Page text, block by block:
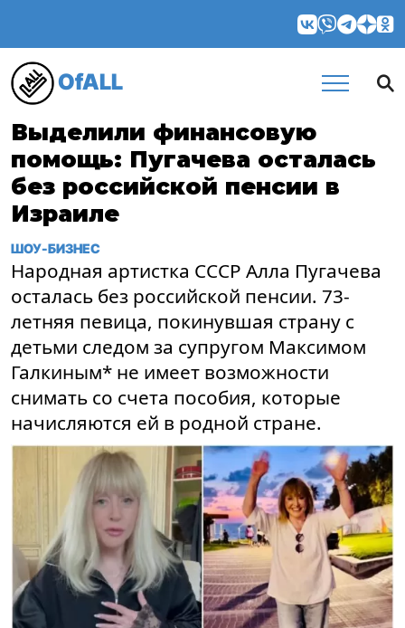
OfALL
Выделили финансовую
помощь: Пугачева осталась
без российской пенсии в
Израиле
ШОУ-БИЗНЕС
Народная артистка СССР Алла Пугачева
осталась без российской пенсии. 73-
летняя певица, покинувшая страну с
детьми следом за супругом Максимом
Галкиным* не имеет возможности
снимать со счета пособия, которые
начисляются ей в родной стране.